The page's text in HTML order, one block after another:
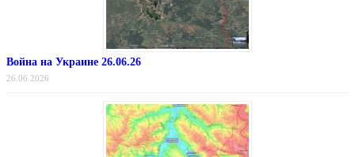
Война на Украине 26.06.26
26.06.2026